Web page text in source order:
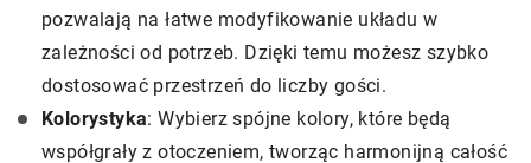
pozwalają na łatwe modyfikowanie układu w
zależności od potrzeb. Dzięki temu możesz szybko
dostosować przestrzeń do liczby gości.
Kolorystyka: Wybierz spójne kolory, które będą
współgrały z otoczeniem, tworząc harmonijną całość